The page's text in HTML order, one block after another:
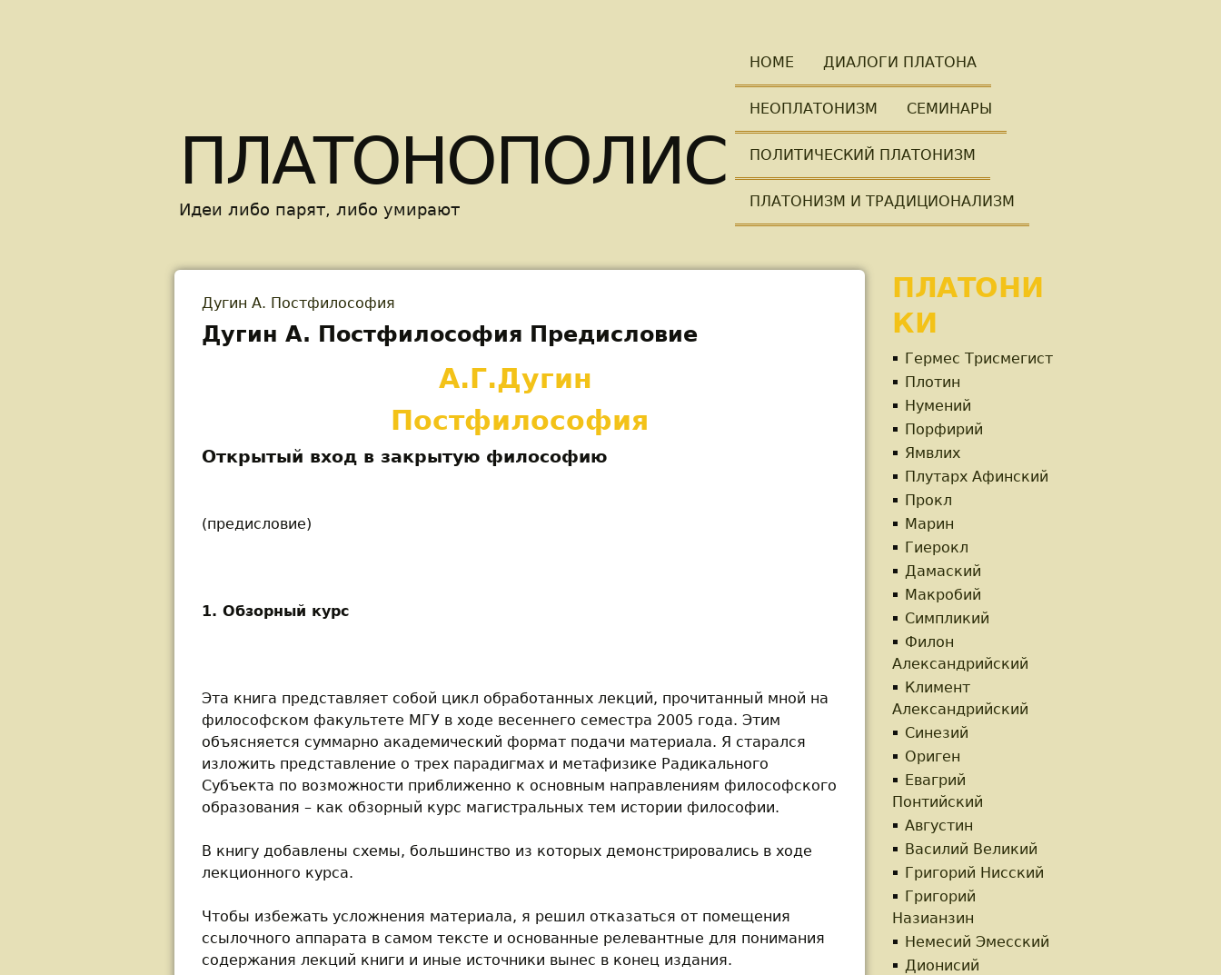
ПЛАТОНОПОЛИС
Идеи либо парят, либо умирают
HOME ДИАЛОГИ ПЛАТОНА
НЕОПЛАТОНИЗМ СЕМИНАРЫ
ПОЛИТИЧЕСКИЙ ПЛАТОНИЗМ
ПЛАТОНИЗМ И ТРАДИЦИОНАЛИЗМ
You are here
Дугин А. Постфилософия
Дугин А. Постфилософия Предисловие
А.Г.Дугин
Постфилософия
Открытый вход в закрытую философию
(предисловие)
1. Обзорный курс
Эта книга представляет собой цикл обработанных лекций, прочитанный мной на
философском факультете МГУ в ходе весеннего семестра 2005 года. Этим
объясняется суммарно академический формат подачи материала. Я старался
изложить представление о трех парадигмах и метафизике Радикального
Субъекта по возможности приближенно к основным направлениям философского
образования – как обзорный курс магистральных тем истории философии.
В книгу добавлены схемы, большинство из которых демонстрировались в ходе
лекционного курса.
Чтобы избежать усложнения материала, я решил отказаться от помещения
ссылочного аппарата в самом тексте и основанные релевантные для понимания
содержания лекций книги и иные источники вынес в конец издания.
ПЛАТОНИ
КИ
Гермес Трисмегист
Плотин
Нумений
Порфирий
Ямвлих
Плутарх Афинский
Прокл
Марин
Гиерокл
Дамаский
Макробий
Симпликий
Филон
Александрийский
Климент
Александрийский
Синезий
Ориген
Евагрий
Понтийский
Августин
Василий Великий
Григорий Нисский
Григорий
Назианзин
Немесий Эмесский
Дионисий